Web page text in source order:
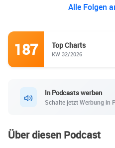
Alle Folgen
187 Top Charts
KW 32/2026
In Podcasts werben
Schalte jetzt Werbung in
Über diesen Podcast